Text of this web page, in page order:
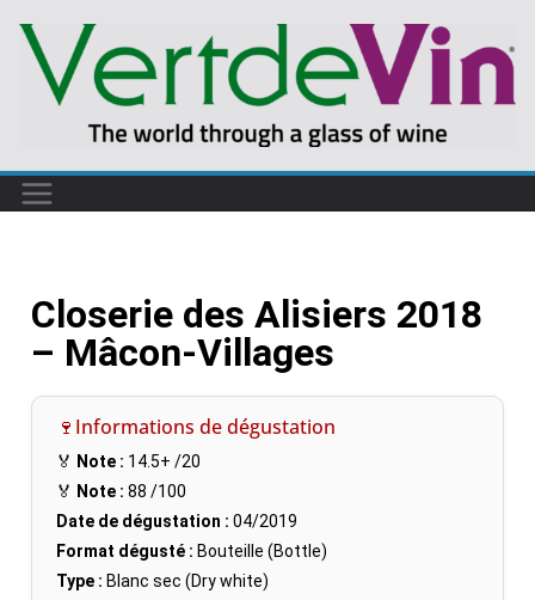
Closerie des Alisiers 2018
– Mâcon-Villages
🍷Informations de dégustation
🏅 Note : 14.5+ /20
🏅 Note : 88 /100
Date de dégustation : 04/2019
Format dégusté : Bouteille (Bottle)
Type : Blanc sec (Dry white)